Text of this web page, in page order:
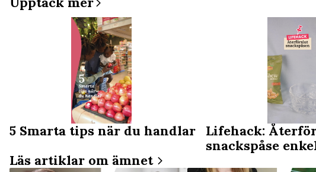
5 Smarta tips när du handlar
Lifehack:
snackspåse
Läs artiklar om ämnet